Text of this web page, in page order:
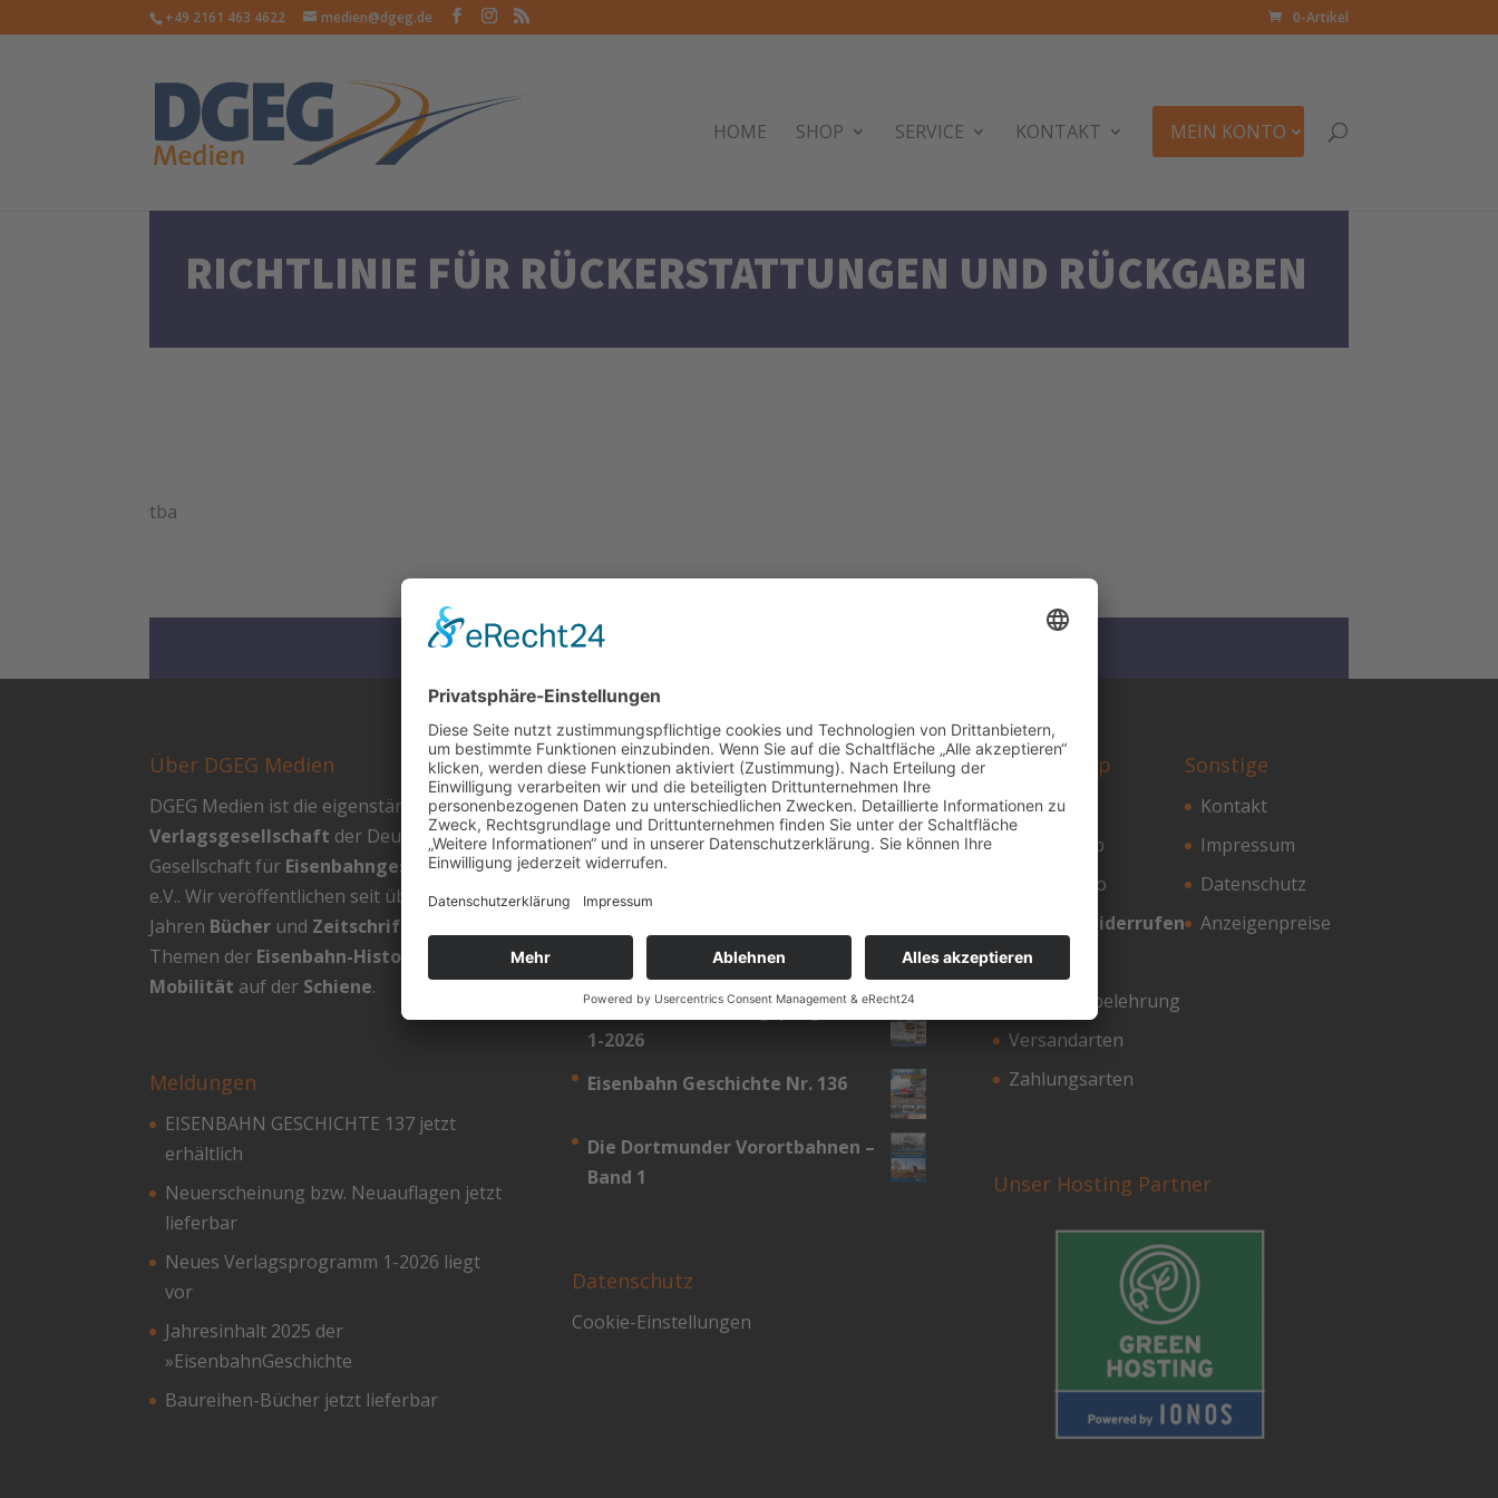
+49 2161 463 4622 medien@dgeg.de 0-Artikel
HOME SHOP SERVICE KONTAKT MEIN KONTO
RICHTLINIE FÜR RÜCKERSTATTUNGEN UND RÜCKGABEN
tba
Über DGEG Medien
DGEG Medien ist die eigenständige
Verlagsgesellschaft der Deutschen
Gesellschaft für Eisenbahngeschichte
e.V.. Wir veröffentlichen seit über 20
Jahren Bücher und Zeitschriften
Themen der Eisenbahn-Historie
Mobilität auf der Schiene.
Meldungen
EISENBAHN GESCHICHTE 137 jetzt
erhältlich
Neuerscheinung bzw. Neuauflagen jetzt
lieferbar
Neues Verlagsprogramm 1-2026 liegt
vor
Jahresinhalt 2025 der
»EisenbahnGeschichte
Baureihen-Bücher jetzt lieferbar
Aus dem Programm
Eisenbahn Geschichte Nr. 137
Bundesbahn-­Fotoalbum – Band 5:
Österreich sowie Jugoslawien,
Tschechoslowakei und Ungarn (1958–
DGEG Medien Verlagsprogramm
1-2026
Eisenbahn Geschichte Nr. 136
Die Dortmunder Vorortbahnen –
Band 1
Datenschutz
Cookie-Einstellungen
Online-Shop
Shop
Warenkorb
Mein Konto
Vertrag widerrufen
AGB
Widerrufsbelehrung
Versandarten
Zahlungsarten
Sonstige
Kontakt
Impressum
Datenschutz
Anzeigenpreise
Unser Hosting Partner